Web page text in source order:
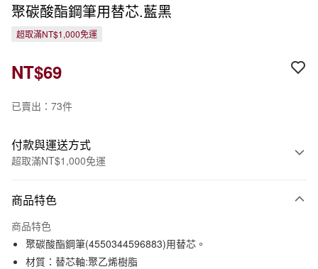
聚碳酸酯鋼筆用替芯.藍黑
超取滿NT$1,000免運
NT$69
已賣出：73件
付款與運送方式
超取滿NT$1,000免運
信用卡一次付款
信用卡分期付款
3 期 0 利率 每期NT$23
商品特色
商品特色
聚碳酸酯鋼筆(4550344596883)用替芯。
材質：替芯軸:聚乙烯樹脂